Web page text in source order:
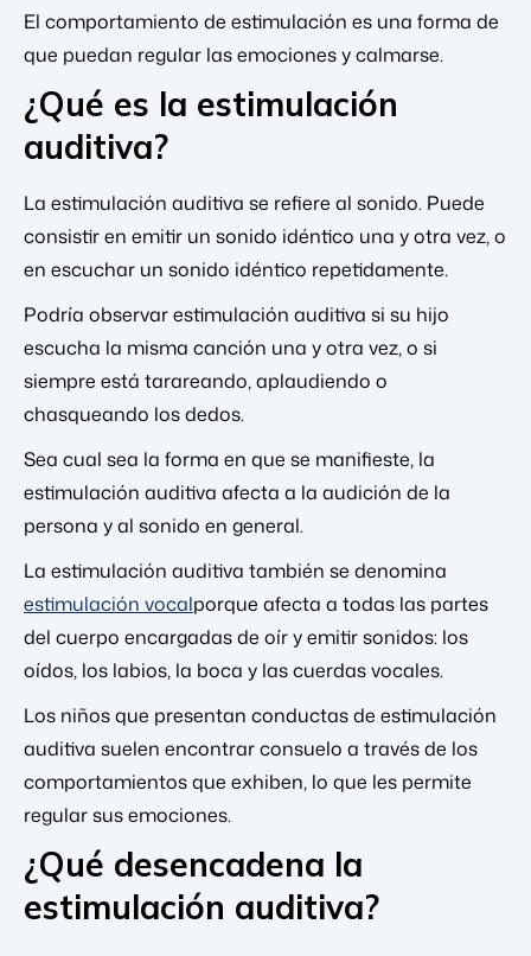
El comportamiento de estimulación es una forma de
que puedan regular las emociones y calmarse.
¿Qué es la estimulación
auditiva?
La estimulación auditiva se refiere al sonido. Puede
consistir en emitir un sonido idéntico una y otra vez, o
en escuchar un sonido idéntico repetidamente.
Podría observar estimulación auditiva si su hijo
escucha la misma canción una y otra vez, o si
siempre está tarareando, aplaudiendo o
chasqueando los dedos.
Sea cual sea la forma en que se manifieste, la
estimulación auditiva afecta a la audición de la
persona y al sonido en general.
La estimulación auditiva también se denomina
estimulación vocalporque afecta a todas las partes
del cuerpo encargadas de oír y emitir sonidos: los
oídos, los labios, la boca y las cuerdas vocales.
Los niños que presentan conductas de estimulación
auditiva suelen encontrar consuelo a través de los
comportamientos que exhiben, lo que les permite
regular sus emociones.
¿Qué desencadena la
estimulación auditiva?